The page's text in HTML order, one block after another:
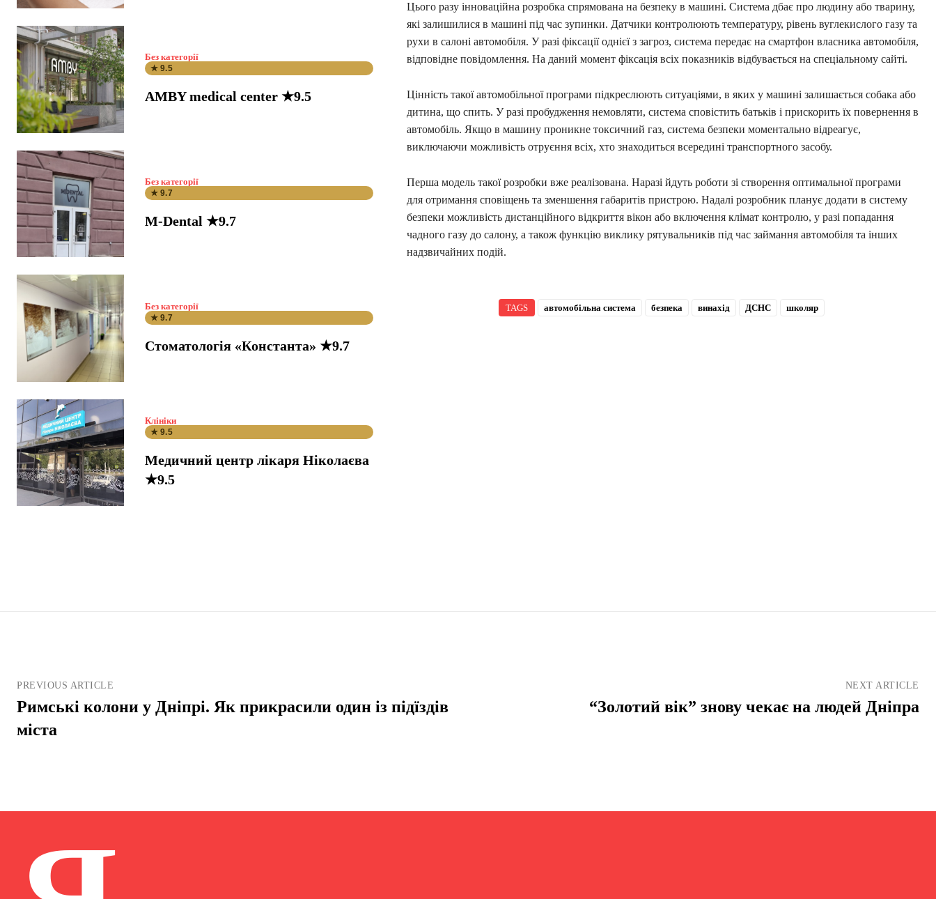
Без категорії
★ 9.5
AMBY medical center ★9.5
Без категорії
★ 9.7
M-Dental ★9.7
Без категорії
★ 9.7
Стоматологія «Константа» ★9.7
Клініки
★ 9.5
Медичний центр лікаря Ніколаєва
★9.5
Цього разу інноваційна розробка спрямована на безпеку в машині. Система дбає про людину або тварину,
які залишилися в машині під час зупинки. Датчики контролюють температуру, рівень вуглекислого газу та
рухи в салоні автомобіля. У разі фіксації однієї з загроз, система передає на смартфон власника автомобіля,
відповідне повідомлення. На даний момент фіксація всіх показників відбувається на спеціальному сайті.
Цінність такої автомобільної програми підкреслюють ситуаціями, в яких у машині залишається собака або
дитина, що спить. У разі пробудження немовляти, система сповістить батьків і прискорить їх повернення в
автомобіль. Якщо в машину проникне токсичний газ, система безпеки моментально відреагує,
виключаючи можливість отруєння всіх, хто знаходиться всередині транспортного засобу.
Перша модель такої розробки вже реалізована. Наразі йдуть роботи зі створення оптимальної програми
для отримання сповіщень та зменшення габаритів пристрою. Надалі розробник планує додати в систему
безпеки можливість дистанційного відкриття вікон або включення клімат контролю, у разі попадання
чадного газу до салону, а також функцію виклику рятувальників під час займання автомобіля та інших
надзвичайних подій.
TAGS автомобільна система безпека винахід ДСНС школяр
PREVIOUS ARTICLE
Римські колони у Дніпрі. Як прикрасили один із підїздів
міста
NEXT ARTICLE
“Золотий вік” знову чекає на людей Дніпра